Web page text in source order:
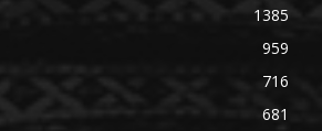
1385
959
716
681